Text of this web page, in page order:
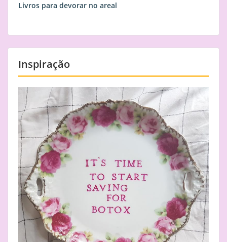
Livros para devorar no areal
Inspiração